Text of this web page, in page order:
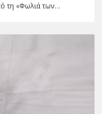
τη «Φωλιά των…